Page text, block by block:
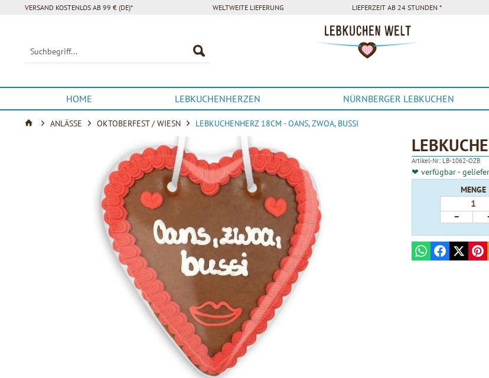
VERSAND KOSTENLOS AB 99 € (DE)* WELTWEITE LIEFERUNG LIEFERZEIT AB 24 STUNDEN *
HOME LEBKUCHENHERZEN NÜRNBERGER LEBKUCHEN
ANLÄSSE OKTOBERFEST / WIESN LEBKUCHENHERZ 18CM - OANS, ZWOA, BUSSI
Artikel-Nr.: LB-1062-OZB
❤ verfügbar -
MENGE
−
WhatsAppFacebook
X